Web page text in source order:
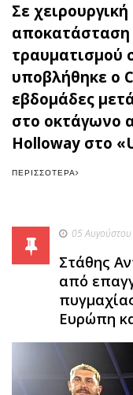
Σε
αποκατάσταση
τραυματισμού
υποβλήθηκε ο
εβδομάδες
στο οκτάγωνο
Holloway στο
ΠΕΡΙΣΣΌΤΕΡΑ
05
Στάθης
από
Ευρώπη